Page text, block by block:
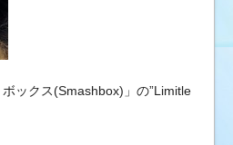
ックス(Smashbox)」の”Limitle